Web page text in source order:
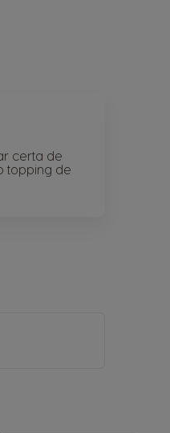
certa de
topping de